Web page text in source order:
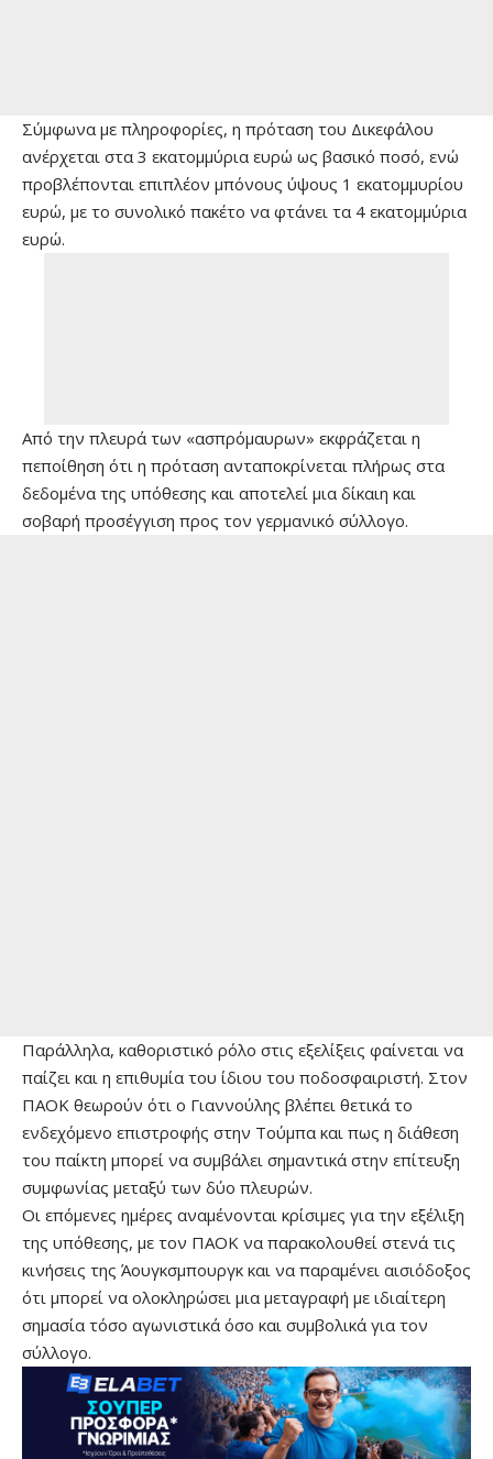
Σύμφωνα με πληροφορίες, η πρόταση του Δικεφάλου
ανέρχεται στα 3 εκατομμύρια ευρώ ως βασικό ποσό, ενώ
προβλέπονται επιπλέον μπόνους ύψους 1 εκατομμυρίου
ευρώ, με το συνολικό πακέτο να φτάνει τα 4 εκατομμύρια
ευρώ.
Από την πλευρά των «ασπρόμαυρων» εκφράζεται η
πεποίθηση ότι η πρόταση ανταποκρίνεται πλήρως στα
δεδομένα της υπόθεσης και αποτελεί μια δίκαιη και
σοβαρή προσέγγιση προς τον γερμανικό σύλλογο.
Παράλληλα, καθοριστικό ρόλο στις εξελίξεις φαίνεται να
παίζει και η επιθυμία του ίδιου του ποδοσφαιριστή. Στον
ΠΑΟΚ θεωρούν ότι ο Γιαννούλης βλέπει θετικά το
ενδεχόμενο επιστροφής στην Τούμπα και πως η διάθεση
του παίκτη μπορεί να συμβάλει σημαντικά στην επίτευξη
συμφωνίας μεταξύ των δύο πλευρών.
Οι επόμενες ημέρες αναμένονται κρίσιμες για την εξέλιξη
της υπόθεσης, με τον ΠΑΟΚ να παρακολουθεί στενά τις
κινήσεις της Άουγκσμπουργκ και να παραμένει αισιόδοξος
ότι μπορεί να ολοκληρώσει μια μεταγραφή με ιδιαίτερη
σημασία τόσο αγωνιστικά όσο και συμβολικά για τον
σύλλογο.